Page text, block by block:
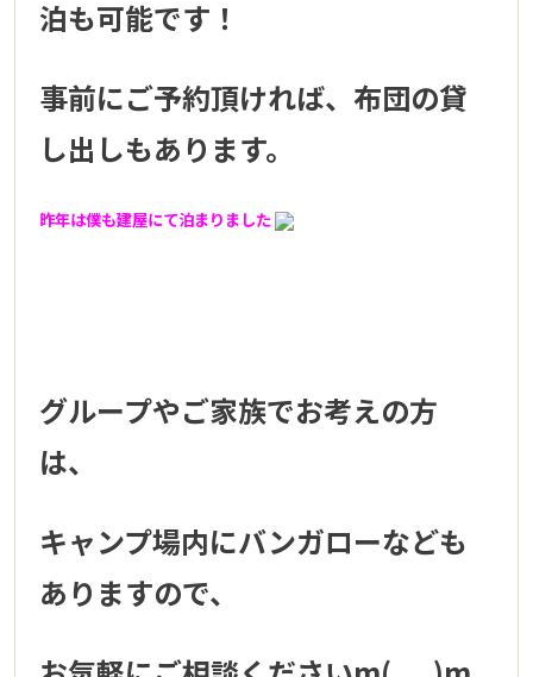
泊も可能です！
事前にご予約頂ければ、布団の貸
し出しもあります。
昨年は僕も建屋にて泊まりました
グループやご家族でお考えの方
は、
キャンプ場内にバンガローなども
ありますので、